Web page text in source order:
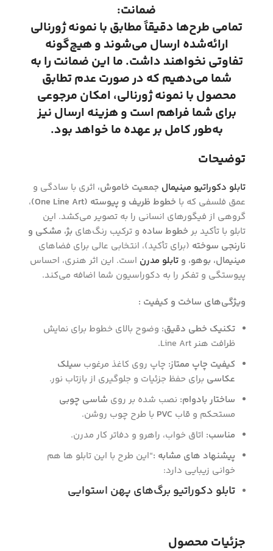
ضمانت:
تمامی طرح‌ها دقیقاً مطابق با نمونه ژورنالی
ارائه‌شده ارسال می‌شوند و هیچ‌گونه
تفاوتی نخواهند داشت. ما این ضمانت را به
شما می‌دهیم که در صورت عدم تطابق
محصول با نمونه ژورنالی، امکان مرجوعی
برای شما فراهم است و هزینه ارسال نیز
به‌طور کامل بر عهده ما خواهد بود.
توضیحات
تابلو دکوراتیو مینیمال جمعیت خاموش، اثری با سادگی و
عمق فلسفی که با خطوط ظریف و پیوسته (One Line Art)
،
گروهی از فیگورهای انسانی را به تصویر می‌کشد. این
تابلو با تأکید بر خطوط ساده و ترکیب رنگ‌های بژ، مشکی و
نارنجی سوخته (برای تأکید)، انتخابی عالی برای فضاهای
مینیمال، بوهو، و تابلو مدرن است. این اثر هنری، احساس
پیوستگی و تفکر را به دکوراسیون شما اضافه می‌کند.
ویژگی‌های ساخت و کیفیت :
تکنیک خطی دقیق: وضوح بالای خطوط برای نمایش
ظرافت هنر Line Art.
کیفیت چاپ ممتاز: چاپ روی کاغذ مرغوب سیلک
عکاسی برای حفظ جزئیات و جلوگیری از بازتاب نور.
ساختار بادوام: نصب شده بر روی شاسی چوبی
مستحکم و قاب PVC با طرح چوب روشن.
مناسب: اتاق خواب، راهرو و دفاتر کار مدرن.
پیشنهاد های مشابه :“این طرح با این تابلو ها هم
خوانی زیبایی دارد:
تابلو دکوراتیو برگ‌های پهن استوایی
جزئیات محصول